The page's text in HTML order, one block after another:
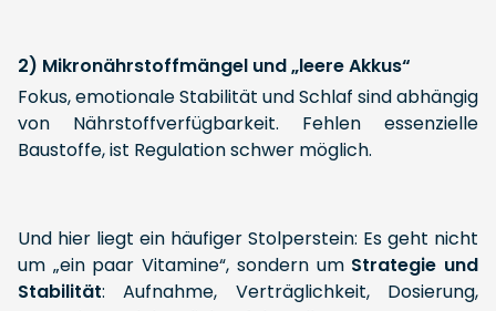
2) Mikronährstoffmängel und „leere Akkus“
Fokus, emotionale Stabilität und Schlaf sind abhängig
von Nährstoffverfügbarkeit. Fehlen essenzielle
Baustoffe, ist Regulation schwer möglich.
Und hier liegt ein häufiger Stolperstein: Es geht nicht
um „ein paar Vitamine“, sondern um Strategie und
Stabilität: Aufnahme, Verträglichkeit, Dosierung,